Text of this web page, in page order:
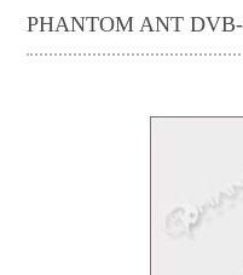
PHANTOM ANT